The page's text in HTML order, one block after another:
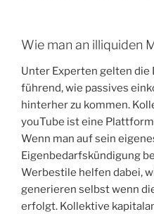
Wie man an illiquiden
Unter Experten gelten die
führend, wie passives
hinterher zu kommen.
youTube ist eine
Wenn man auf sein
Eigenbedarfskündigung
Werbestile helfen dabei,
generieren selbst wenn
erfolgt. Kollektive